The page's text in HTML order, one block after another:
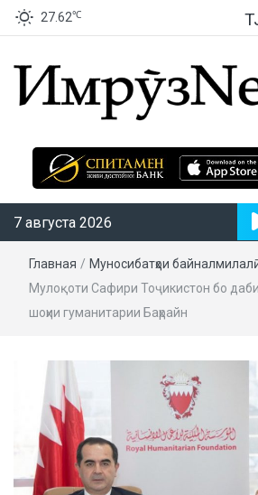
27.62℃
7 августа 2026
Главная / Муносибатҳои
Мулоқоти Сафири Тоҷикистон бо
шоҳии гуманитарии Баҳрайн